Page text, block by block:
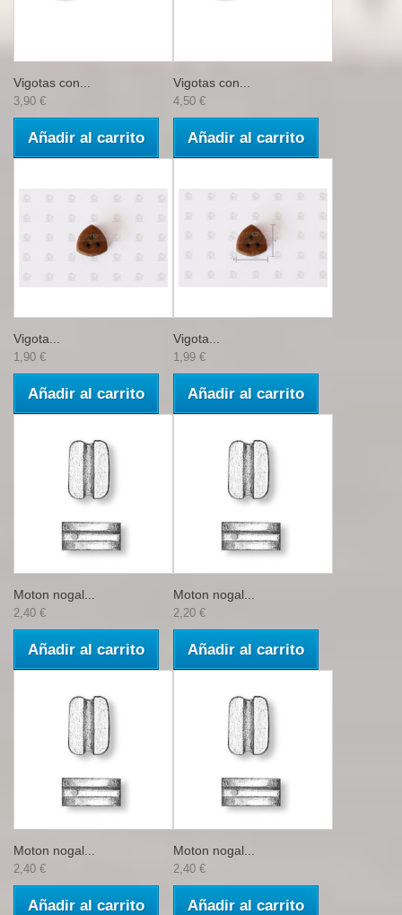
Vigotas con...
3,90 €
Añadir al carrito
Vigotas con...
4,50 €
Añadir al carrito
Vigota...
1,90 €
Añadir al carrito
Vigota...
1,99 €
Añadir al carrito
Moton nogal...
2,40 €
Añadir al carrito
Moton nogal...
2,20 €
Añadir al carrito
Moton nogal...
2,40 €
Añadir al carrito
Moton nogal...
2,40 €
Añadir al carrito